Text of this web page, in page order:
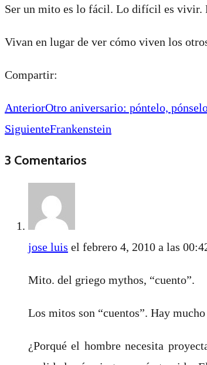
Ser un mito es lo fácil. Lo difícil es vivir.
Vivan en lugar de ver cómo viven los
Compartir:
AnteriorOtro aniversario: póntelo,
SiguienteFrankenstein
3 Comentarios
jose luis el febrero 4, 2010 a las
Mito. del griego mythos, “cuento”.
Los mitos son “cuentos”. Hay
¿Porqué el hombre necesita